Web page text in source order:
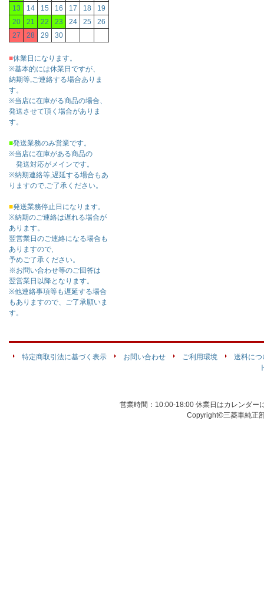
13
14 15 16 17 18
19
20
21 22 23 24 25
26
27
28 29 30
■休業日になります。
※基本的には休業日ですが、
納期等,ご連絡する場合ありま
す。
※当店に在庫がる商品の場合、
発送させて頂く場合がありま
す。
■発送業務のみ営業です。
※当店に在庫がある商品の
発送対応がメインです。
※納期連絡等,遅延する場合もあ
りますので,ご了承ください。
■発送業務停止日になります。
※納期のご連絡は遅れる場合が
あります。
翌営業日のご連絡になる場合も
ありますので,
予めご了承ください。
※お問い合わせ等のご回答は
翌営業日以降となります。
※他連絡事項等も遅延する場合
もありますので、ご了承願いま
す。
特定商取引法に基づく表示 お問い合わせ ご利用環境
送料につ
営業時間：10:00-18:00 休業日はカレンダー
Copyright©三菱車純正